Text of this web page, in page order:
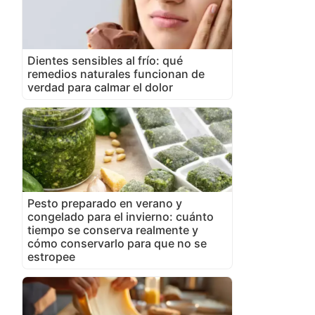
Dientes sensibles al frío: qué
remedios naturales funcionan de
verdad para calmar el dolor
Pesto preparado en verano y
congelado para el invierno: cuánto
tiempo se conserva realmente y
cómo conservarlo para que no se
estropee